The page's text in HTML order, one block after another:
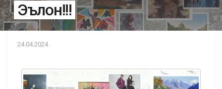
Эълон!!!
24.04.2024